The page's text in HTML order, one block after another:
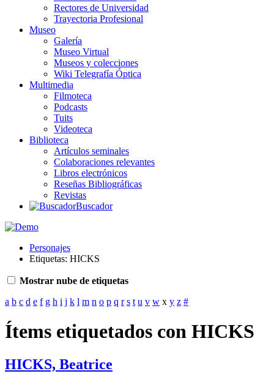
Rectores de Universidad
Trayectoria Profesional
Museo
Galería
Museo Virtual
Museos y colecciones
Wiki Telegrafía Óptica
Multimedia
Filmoteca
Podcasts
Tuits
Videoteca
Biblioteca
Artículos seminales
Colaboraciones relevantes
Libros electrónicos
Reseñas Bibliográficas
Revistas
Buscador
Personajes
Etiquetas: HICKS
Mostrar nube de etiquetas
a b c d e f g h i j k l m n o p q r s t u v w x y z #
Ítems etiquetados con HICKS
HICKS, Beatrice